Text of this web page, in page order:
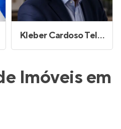
Kleber Cardoso Teles
Imóveis em